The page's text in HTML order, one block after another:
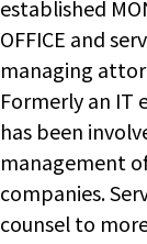
established
OFFICE and
managing
Formerly an IT
has been
management
companies.
counsel to